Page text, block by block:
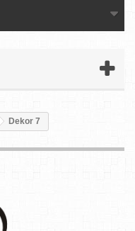
Dekor 7